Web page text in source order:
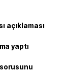
açıklaması
yaptı